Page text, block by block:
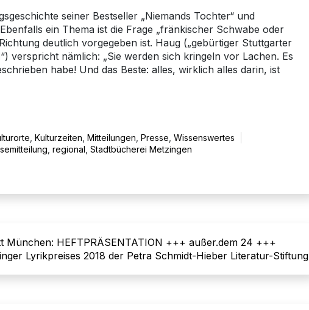
seiner Bestseller „Niemands Tochter“ und
ein Thema ist die Frage „fränkischer Schwabe oder
deutlich vorgegeben ist. Haug („gebürtiger Stuttgarter
verspricht nämlich: „Sie werden sich kringeln vor Lachen. Es
habe! Und das Beste: alles, wirklich alles darin, ist
Kulturzeiten Mitteilungen Presse Wissenswertes
regional Stadtbücherei Metzingen
München: HEFTPRÄSENTATION +++ außer.dem 24 +++
Lyrikpreises 2018 der Petra Schmidt-Hieber Literatur-Stiftung